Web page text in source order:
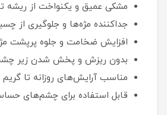
مشکی عمیق و یکنواخت از ریشه
جداکننده مژه‌ها و جلوگیری از
افزایش ضخامت و جلوه پرپشت
بدون ریزش و پخش شدن زیر
مناسب آرایش‌های روزانه تا
قابل استفاده برای چشم‌های